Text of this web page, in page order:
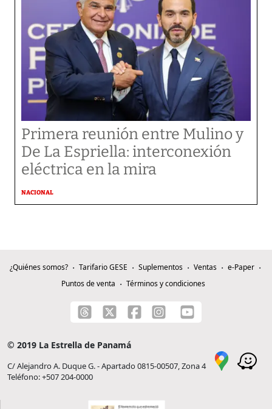
Primera reunión entre Mulino y
De La Espriella: interconexión
eléctrica en la mira
NACIONAL
¿Quiénes somos? Tarifario GESE Suplementos Ventas
e-Paper
Puntos de venta
Términos y condiciones
© 2019 La Estrella de Panamá
C/ Alejandro A. Duque G. - Apartado 0815-00507, Zona 4
Teléfono: +507 204-0000